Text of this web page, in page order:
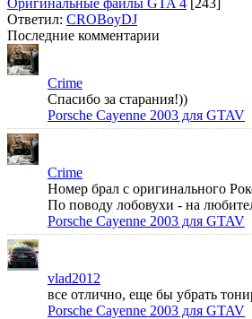
Ответил: CROBoyDJ
Последние комментарии
Crime
Спасибо за старания!))
Porsche Cayenne 2003 для GTAV
Crime
Номер брал с оригинального
По поводу лобовухи - на
Porsche Cayenne 2003 для GTAV
vlad2012
все отлично, еще бы убрать
Porsche Cayenne 2003 для GTAV